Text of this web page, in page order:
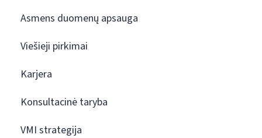
Asmens duomenų apsauga
Viešieji pirkimai
Karjera
Konsultacinė taryba
VMI strategija